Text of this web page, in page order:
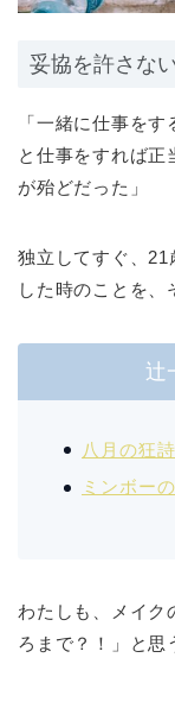
妥協を許さな
「一緒に仕事を
と仕事をすれば正
が殆どだった」
独立してすぐ、21
した時のことを、
辻
八月の狂
ミンボー
わたしも、メイク
ろまで？！」と思